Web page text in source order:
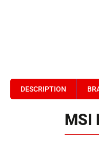
DESCRIPTION
MSI